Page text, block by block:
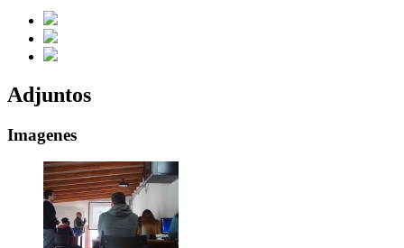
Adjuntos
Imagenes